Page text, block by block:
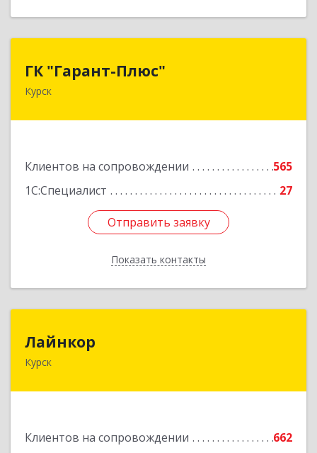
ГК "Гарант-Плюс"
Курск
Клиентов на сопровождении
565
1С:Специалист
27
Отправить заявку
Показать контакты
305035, Курская обл, Курск г, Овечкина ул, дом
Отправить заявку
Назад
Лайнкор
Курск
Клиентов на сопровождении
662
305021, Курская обл, Курск г, Победы пр-кт, дом